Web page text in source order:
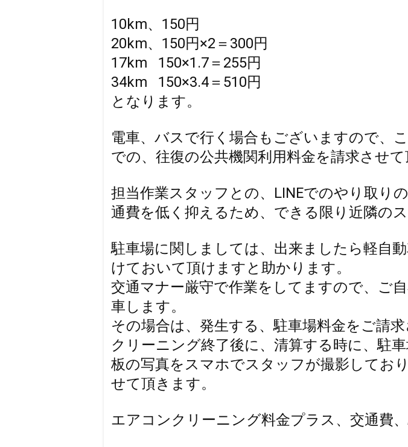
10km、150円
20km、150円×2＝300円
17km 150×1.7＝255円
34km 150×3.4＝510円
となります。
電車、バスで行く場合もございますので、
での、往復の公共機関利用料金を請求させて
担当作業スタッフとの、LINEでのやり取り
通費を低く抑えるため、できる限り近隣の
駐車場に関しましては、出来ましたら軽自
けておいて頂けますと助かります。
交通マナー厳守で作業をしてますので、ご
車します。
その場合は、発生する、駐車場料金をご請
クリーニング終了後に、清算する時に、駐
板の写真をスマホでスタッフが撮影してお
せて頂きます。
エアコンクリーニング料金プラス、交通費